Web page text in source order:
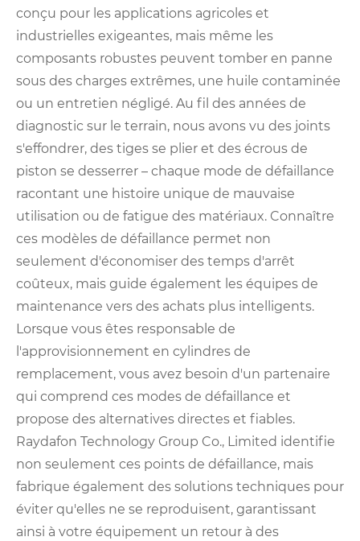
conçu pour les applications agricoles et
industrielles exigeantes, mais même les
composants robustes peuvent tomber en panne
sous des charges extrêmes, une huile contaminée
ou un entretien négligé. Au fil des années de
diagnostic sur le terrain, nous avons vu des joints
s'effondrer, des tiges se plier et des écrous de
piston se desserrer – chaque mode de défaillance
racontant une histoire unique de mauvaise
utilisation ou de fatigue des matériaux. Connaître
ces modèles de défaillance permet non
seulement d'économiser des temps d'arrêt
coûteux, mais guide également les équipes de
maintenance vers des achats plus intelligents.
Lorsque vous êtes responsable de
l'approvisionnement en cylindres de
remplacement, vous avez besoin d'un partenaire
qui comprend ces modes de défaillance et
propose des alternatives directes et fiables.
Raydafon Technology Group Co., Limited identifie
non seulement ces points de défaillance, mais
fabrique également des solutions techniques pour
éviter qu'elles ne se reproduisent, garantissant
ainsi à votre équipement un retour à des